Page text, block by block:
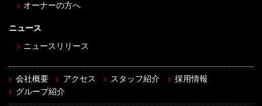
オーナーの方へ
ニュース
ニュースリリース
会社概要 アクセス スタッフ紹介
採用情報
グループ紹介